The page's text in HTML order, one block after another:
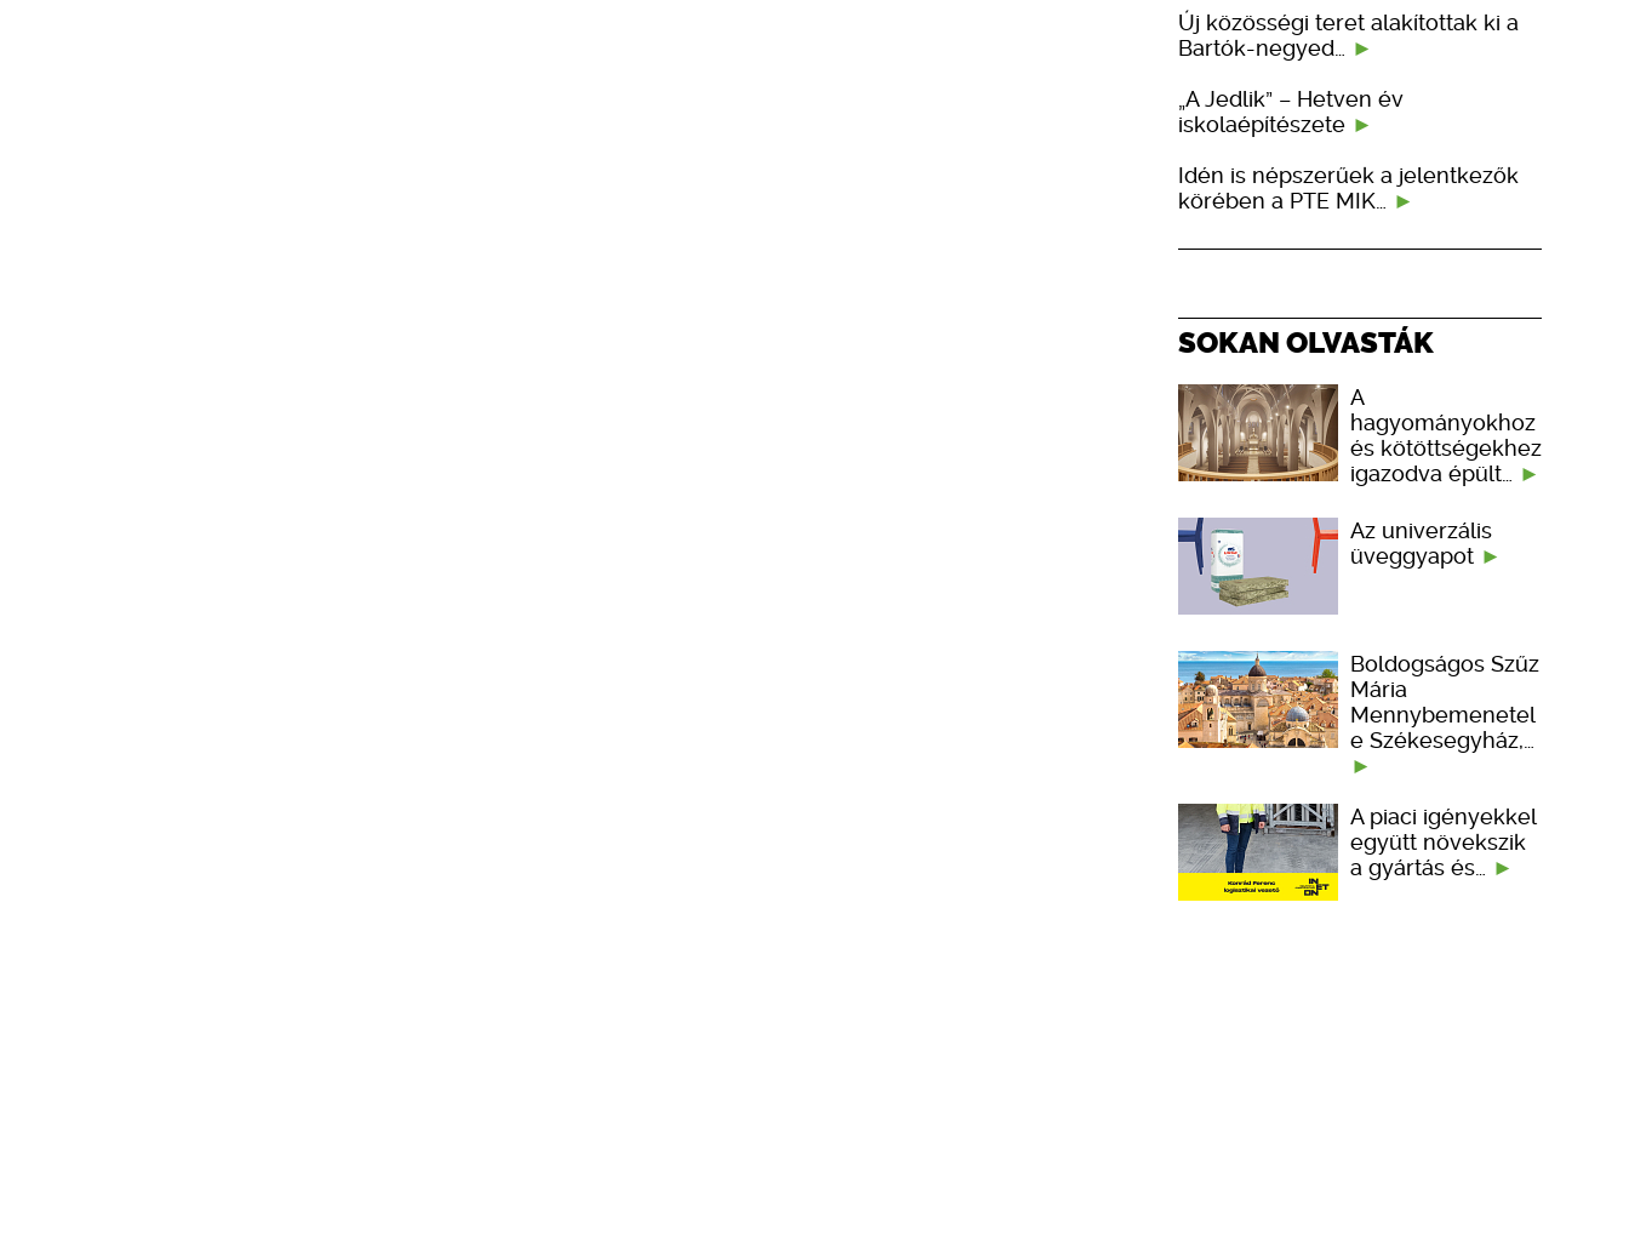
Új közösségi teret alakítottak ki a
Bartók-negyed…
„A Jedlik” – Hetven év
iskolaépítészete
Idén is népszerűek a jelentkezők
körében a PTE MIK…
SOKAN OLVASTÁK
A
hagyományokhoz
és kötöttségekhez
igazodva épült…
Az univerzális
üveggyapot
Boldogságos Szűz
Mária
Mennybemenetel
e Székesegyház,…
A piaci igényekkel
együtt növekszik
a gyártás és…